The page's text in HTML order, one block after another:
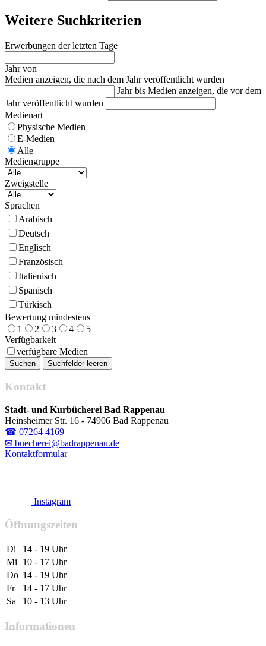
Weitere Suchkriterien
Erwerbungen der letzten Tage
Jahr von
Medien anzeigen, die nach dem Jahr veröffentlicht wurden
Jahr bis Medien anzeigen, die vor dem
Jahr veröffentlicht wurden
Medienart
Physische Medien
E-Medien
Alle
Mediengruppe
Zweigstelle
Sprachen
Arabisch
Deutsch
Englisch
Französisch
Italienisch
Spanisch
Türkisch
Bewertung mindestens
1
2 3 4
5
Verfügbarkeit
verfügbare Medien
Kontakt
Stadt- und Kurbücherei Bad Rappenau
Heinsheimer Str. 16 - 74906 Bad Rappenau
☎ 07264 4169
✉ buecherei@badrappenau.de
Kontaktformular
Instagram
Öffnungszeiten
Di
14 - 19 Uhr
Mi
10 - 17 Uhr
Do 14 - 19 Uhr
Fr
14 - 17 Uhr
Sa
10 - 13 Uhr
Informationen